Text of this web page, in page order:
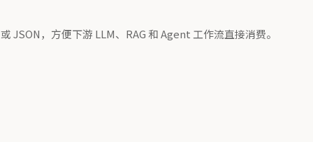
，方便下游 LLM、RAG 和 Agent 工作流直接消费。